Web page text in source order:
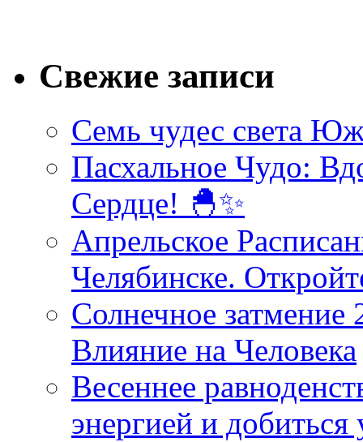
Свежие записи
Семь чудес света
Пасхальное Чудо:
Сердце! 🐣✨
Апрельское
Челябинске.
Солнечное затмение
Влияние на Человека
Весеннее
энергией и добиться